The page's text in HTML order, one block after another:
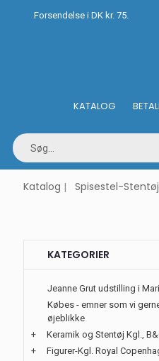
Forsendelse i DK kr. 75.
KATALOG
Katalog Spisestel-
KATEGORIER
Jeanne Grut udstilling i
Købes - emner som vi
øjeblikke
+
Keramik og Stentøj Kgl.,
+
Figurer-Kgl. Royal